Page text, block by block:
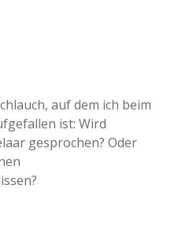
auf dem ich beim
ist: Wird
gesprochen? Oder